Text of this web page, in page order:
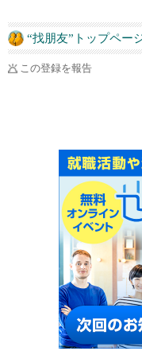
“找朋友”トップペー
この登録を報告